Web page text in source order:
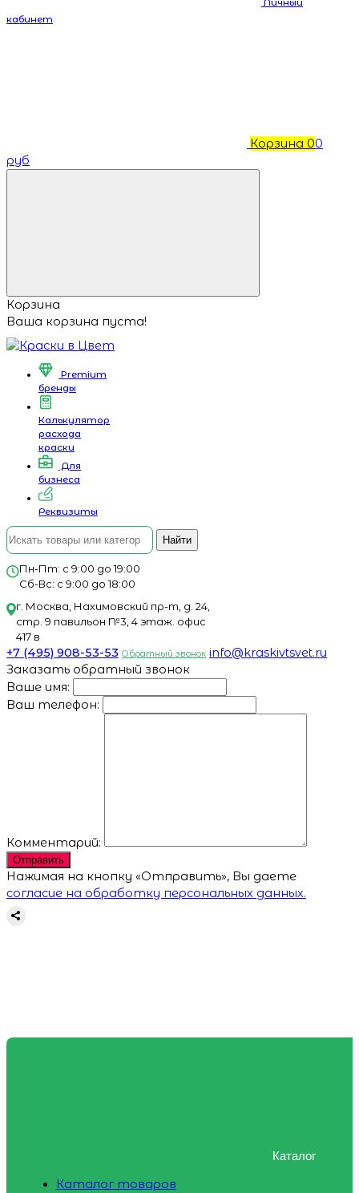
кабинет
Корзина 00
руб
Корзина
Ваша корзина пуста!
Premium
бренды
Калькулятор
расхода
краски
Для
бизнеса
Реквизиты
Найти
Пн-Пт: с 9:00 до 19:00
Сб-Вс: с 9:00 до 18:00
г. Москва, Нахимовский пр-т, д. 24,
стр. 9 павильон №3, 4 этаж. офис
417 в
+7 (495) 908-53-53 Обратный звонок info@kraskivtsvet.ru
Заказать обратный звонок
Ваше имя:
Ваш телефон:
Комментарий:
Отправить
Нажимая на кнопку «Отправить», Вы даете
согласие на обработку персональных данных.
Каталог
Каталог товаров